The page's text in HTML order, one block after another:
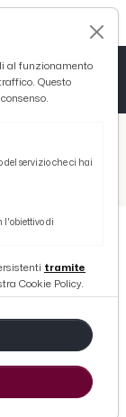
della Ciip S.p.A
al funzionamento
Questo
servizio che ci hai
l'obiettivo di
tramite
Cookie Policy.